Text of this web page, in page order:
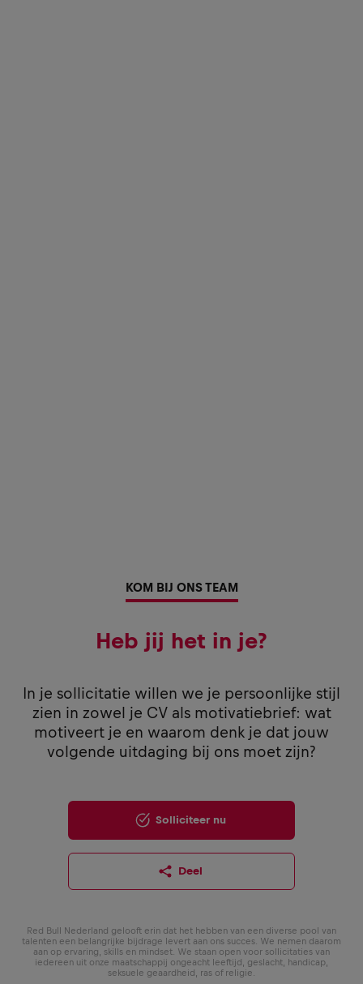
KOM BIJ ONS TEAM
Heb jij het in je?
In je sollicitatie willen we je persoonlijke stijl
zien in zowel je CV als motivatiebrief: wat
motiveert je en waarom denk je dat jouw
volgende uitdaging bij ons moet zijn?
Solliciteer nu
Deel
Red Bull Nederland gelooft erin dat het hebben van een diverse pool van
talenten een belangrijke bijdrage levert aan ons succes. We nemen daarom
aan op ervaring, skills en mindset. We staan open voor sollicitaties van
iedereen uit onze maatschappij ongeacht leeftijd, geslacht, handicap,
seksuele geaardheid, ras of religie.